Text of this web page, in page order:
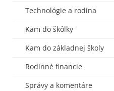
Technológie a rodina
Kam do škôlky
Kam do základnej školy
Rodinné financie
Správy a komentáre